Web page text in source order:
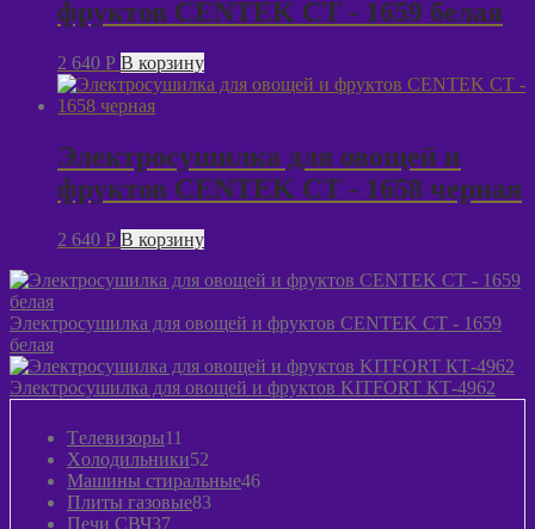
фруктов CENTEK CT - 1659 белая
2 640 P В корзину
Электросушилка для овощей и
фруктов CENTEK CT - 1658 черная
2 640 P В корзину
Электросушилка для овощей и фруктов CENTEK CT - 1659
белая
Электросушилка для овощей и фруктов KITFORT КТ-4962
Tелевизоры11
товаров
Xолодильники52
товара
Машины стиральные4646
Плиты газовые8383
Печи СВЧ3737